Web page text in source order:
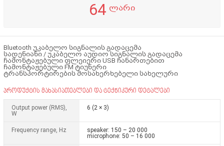
64 ლარი
Bluetooth უკაბელო სიგნალის გადაცემა
სადენიანი / უკაბელო აუდიო სიგნალის გადაცემა
ჩამონტაჟებული ფლეიერი USB ჩანართებით
ჩამონტაჟებული FM ტიუნერი
ტრანსპორტირების მოსახერხებელი სახელური
პროდუქტის მახასიათებლები და ტექნიკური დეტალები
Output power (RMS),
W
6 (2 × 3)
Frequency range, Hz
speaker: 150 – 20 000
microphone: 50 – 16 000